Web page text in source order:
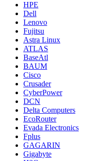
HPE
Dell
Lenovo
Fujitsu
Astra Linux
ATLAS
BaseAtl
BAUM
Cisco
Crusader
CyberPower
DCN
Delta Computers
EcoRouter
Evada Electronics
Fplus
GAGARIN
Gigabyte